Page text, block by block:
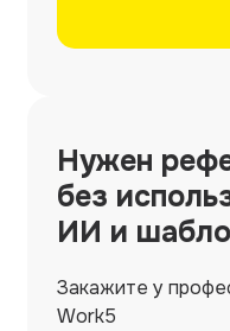
Нужен
без
ИИ и
Закажите у
Work5